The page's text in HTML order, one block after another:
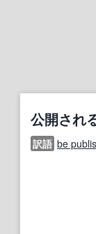
公開され
訳語 be